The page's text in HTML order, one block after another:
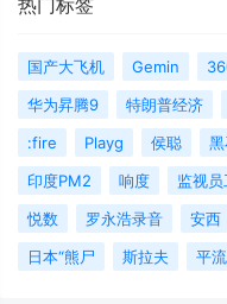
国产大飞机 Gemin
华为昇腾9
特朗普经济
:fire
Playg 侯聪 黑
印度PM2
响度 监视员
悦数
罗永浩录音 安西
日本“熊尸
斯拉夫 平